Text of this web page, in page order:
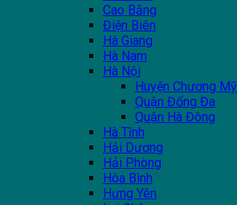
Cao Bằng
Điện Biên
Hà Giang
Hà Nam
Hà Nội
Huyện Chương Mỹ
Quận Đống Đa
Quận Hà Đông
Hà Tĩnh
Hải Dương
Hải Phòng
Hòa Bình
Hưng Yên